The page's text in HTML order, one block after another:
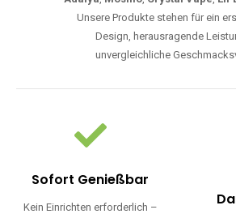
Unsere Produkte stehen für ein
Design, herausragende
unvergleichliche
Sofort Genießbar
Kein Einrichten erforderlich –